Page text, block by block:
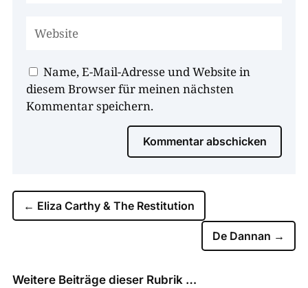
Name, E-Mail-Adresse und Website in
diesem Browser für meinen nächsten
Kommentar speichern.
Kommentar abschicken
← Eliza Carthy & The Restitution
De Dannan →
Weitere Beiträge dieser Rubrik …